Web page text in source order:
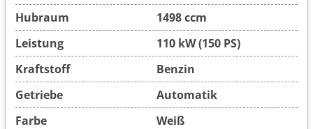
Hubraum
1498 ccm
Leistung
110 kW (150 PS)
Kraftstoff
Benzin
Getriebe
Automatik
Farbe
Weiß